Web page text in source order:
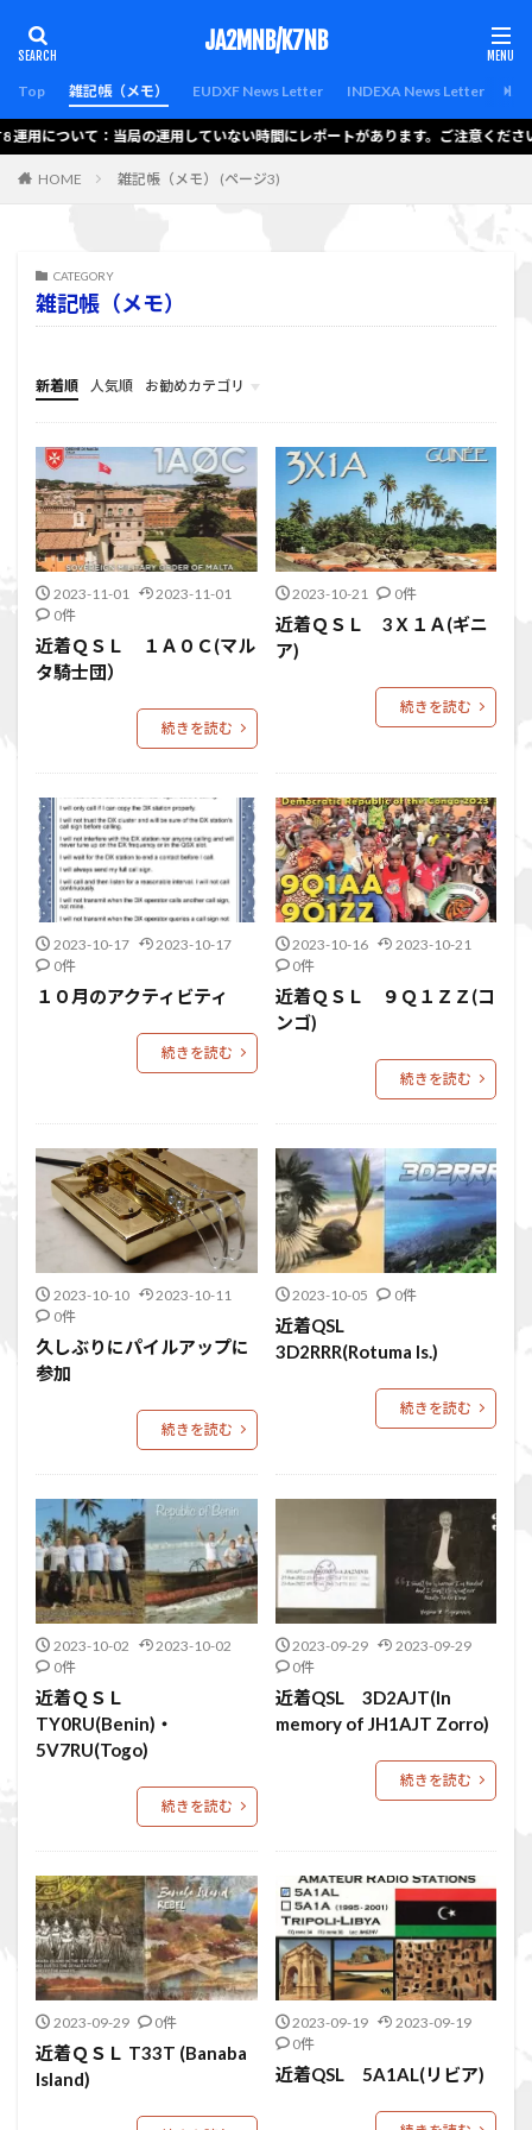
JA2MNB/K7NB
Top 雑記帳（メモ） EUDXF News Letter INDEXA News Letter
について：当局の運用していない時間にレポートがあります。ご注意ください。
HOME 雑記帳（メモ） (ページ3)
CATEGORY
雑記帳（メモ）
新着順 人気順
お勧めカテゴリ
the-thor-child
menu
hello-elementor
bravada
2023-11-01
2023-11-01
0件
近着ＱＳＬ １Ａ０Ｃ(マル
タ騎士団）
続きを読む
2023-10-21 0件
近着ＱＳＬ 3Ｘ１Ａ(ギニ
ア)
続きを読む
2023-10-17
2023-10-17
0件
１０月のアクティビティ
続きを読む
2023-10-16
2023-10-21
0件
近着ＱＳＬ ９Ｑ１ＺＺ(コ
ンゴ)
続きを読む
2023-10-10
2023-10-11
0件
久しぶりにパイルアップに
参加
続きを読む
2023-10-05 0件
近着QSL
3D2RRR(Rotuma Is.)
続きを読む
2023-10-02
2023-10-02
0件
近着ＱＳＬ
TY0RU(Benin)・
5V7RU(Togo)
続きを読む
2023-09-29
2023-09-29
0件
近着QSL 3D2AJT(In
memory of JH1AJT Zorro)
続きを読む
2023-09-29 0件
近着ＱＳＬ T33T (Banaba
Island)
2023-09-19
2023-09-19
0件
近着QSL 5A1AL(リビア)
検索